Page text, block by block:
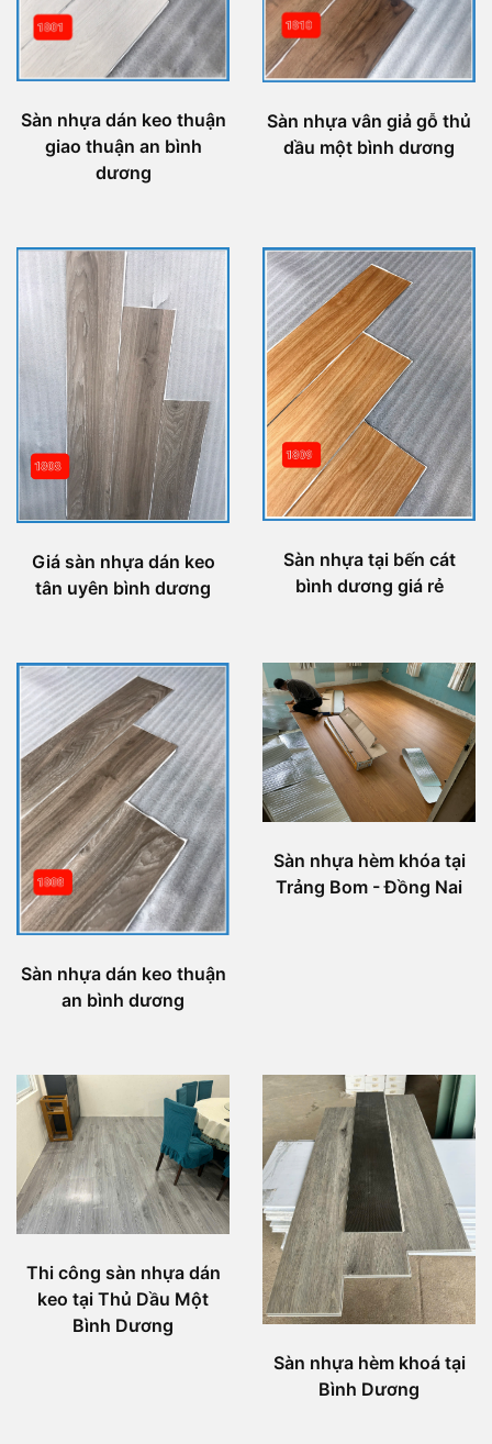
Sàn nhựa dán keo thuận
giao thuận an bình
dương
Sàn nhựa vân giả gỗ thủ
dầu một bình dương
Giá sàn nhựa dán keo
tân uyên bình dương
Sàn nhựa tại bến cát
bình dương giá rẻ
Sàn nhựa dán keo thuận
an bình dương
Sàn nhựa hèm khóa tại
Trảng Bom - Đồng Nai
Thi công sàn nhựa dán
keo tại Thủ Dầu Một
Bình Dương
Sàn nhựa hèm khoá tại
Bình Dương